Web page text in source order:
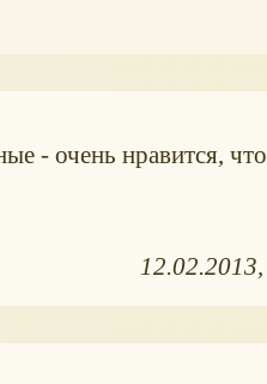
- очень нравится, что
12.02.2013